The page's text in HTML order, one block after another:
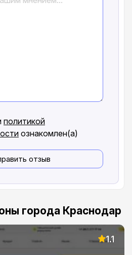
политикой
ознакомлен(а)
отзыв
города Краснодар
1.1